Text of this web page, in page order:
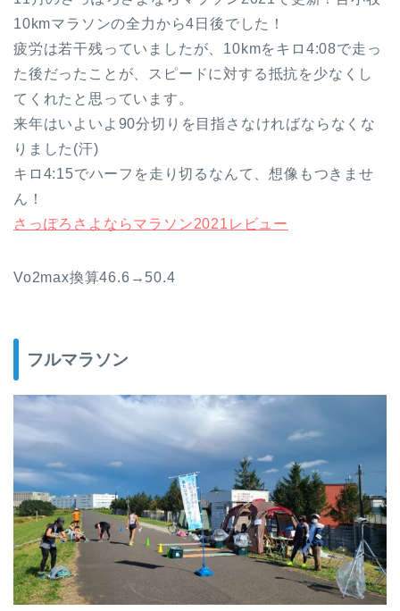
10kmマラソンの全力から4日後でした！
疲労は若干残っていましたが、10kmをキロ4:08で走っ
た後だったことが、スピードに対する抵抗を少なくし
てくれたと思っています。
来年はいよいよ90分切りを目指さなければならなくな
りました(汗)
キロ4:15でハーフを走り切るなんて、想像もつきませ
ん！
さっぽろさよならマラソン2021レビュー
Vo2max換算46.6→50.4
フルマラソン